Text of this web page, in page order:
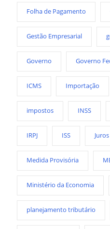
Folha de Pagamento
Gestão Empresarial
Governo Governo
ICMS Importação
impostos INSS
IRPJ ISS Juros
Medida Provisória
Ministério da Economia
planejamento tributário